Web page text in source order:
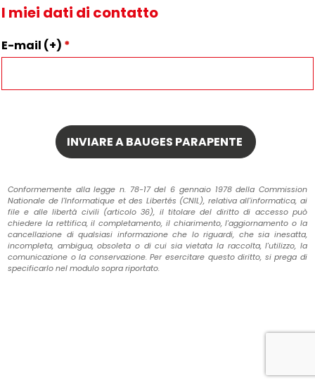
I miei dati di contatto
E-mail (+) *
Conformemente alla legge n. 78-17 del 6 gennaio 1978 della Commission
Nationale de l'Informatique et des Libertés (CNIL), relativa all'informatica, ai
file e alle libertà civili (articolo 36), il titolare del diritto di accesso può
chiedere la rettifica, il completamento, il chiarimento, l'aggiornamento o la
cancellazione di qualsiasi informazione che lo riguardi, che sia inesatta,
incompleta, ambigua, obsoleta o di cui sia vietata la raccolta, l'utilizzo, la
comunicazione o la conservazione. Per esercitare questo diritto, si prega di
specificarlo nel modulo sopra riportato.